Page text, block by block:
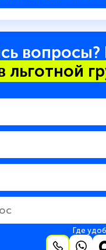
льготной
Где